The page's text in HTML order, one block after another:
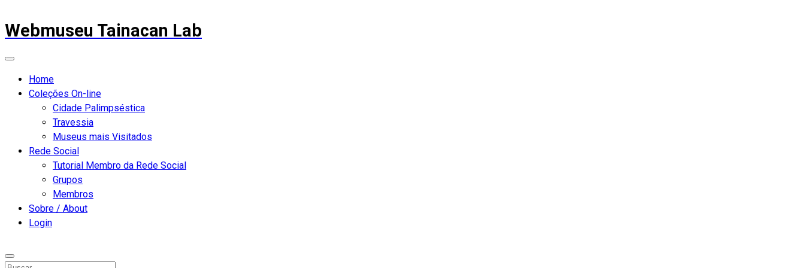
Webmuseu Tainacan Lab
Home
Coleções On-line
Cidade Palimpséstica
Travessia
Museus mais Visitados
Rede Social
Tutorial Membro da Rede Social
Grupos
Membros
Sobre / About
Login